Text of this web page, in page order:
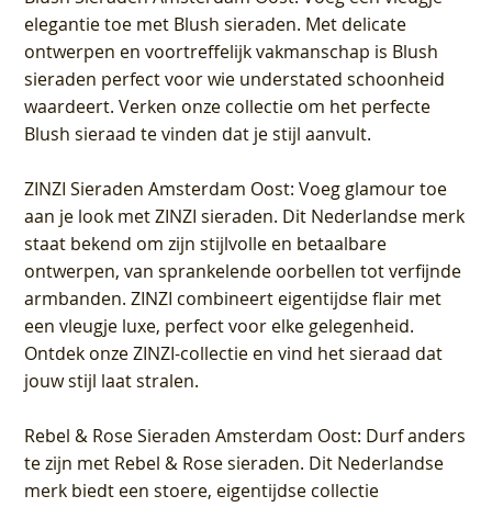
elegantie toe met Blush sieraden. Met delicate
ontwerpen en voortreffelijk vakmanschap is Blush
sieraden perfect voor wie understated schoonheid
waardeert. Verken onze collectie om het perfecte
Blush sieraad te vinden dat je stijl aanvult.
ZINZI Sieraden Amsterdam Oost: Voeg glamour toe
aan je look met ZINZI sieraden. Dit Nederlandse merk
staat bekend om zijn stijlvolle en betaalbare
ontwerpen, van sprankelende oorbellen tot verfijnde
armbanden. ZINZI combineert eigentijdse flair met
een vleugje luxe, perfect voor elke gelegenheid.
Ontdek onze ZINZI-collectie en vind het sieraad dat
jouw stijl laat stralen.
Rebel & Rose Sieraden Amsterdam Oost: Durf anders
te zijn met Rebel & Rose sieraden. Dit Nederlandse
merk biedt een stoere, eigentijdse collectie